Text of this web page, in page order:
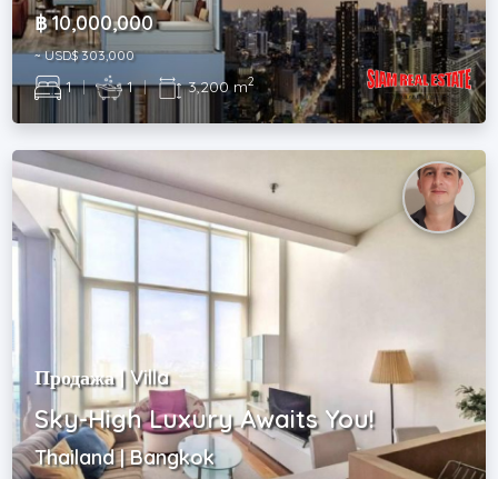
฿ 10,000,000
~ USD$ 303,000
1 | 1 | 3,200 m2
Продажа | Villa
Sky-High Luxury Awaits You!
Thailand | Bangkok